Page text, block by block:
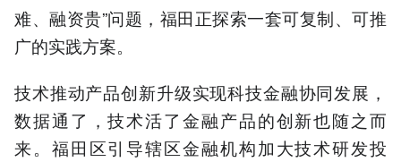
难、融资贵”问题，福田正探索一套可复制、可推
广的实践方案。
技术推动产品创新升级实现科技金融协同发展，
数据通了，技术活了金融产品的创新也随之而
来。福田区引导辖区金融机构加大技术研发投